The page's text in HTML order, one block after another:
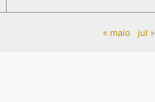
« maio jul »